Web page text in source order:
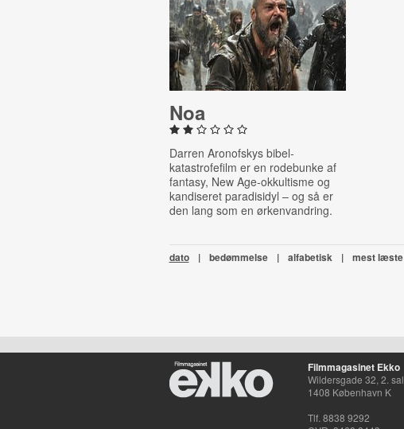
Noa
Darren Aronofskys bibel-
katastrofefilm er en rodebunke af
fantasy, New Age-okkultisme og
kandiseret paradisidyl – og så er
den lang som en ørkenvandring.
dato | bedømmelse | alfabetisk | mest læste
Filmmagasinet Ekko
Wildersgade 32, 2. sal
1408 København K
Tlf. 8838 9292